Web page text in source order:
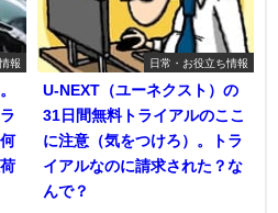
報 日常・お役立ち情報
U-NEXT（ユーネクスト）の
31日間無料トライアルのここ
に注意（気をつけろ）。トラ
イアルなのに請求された？な
んで？